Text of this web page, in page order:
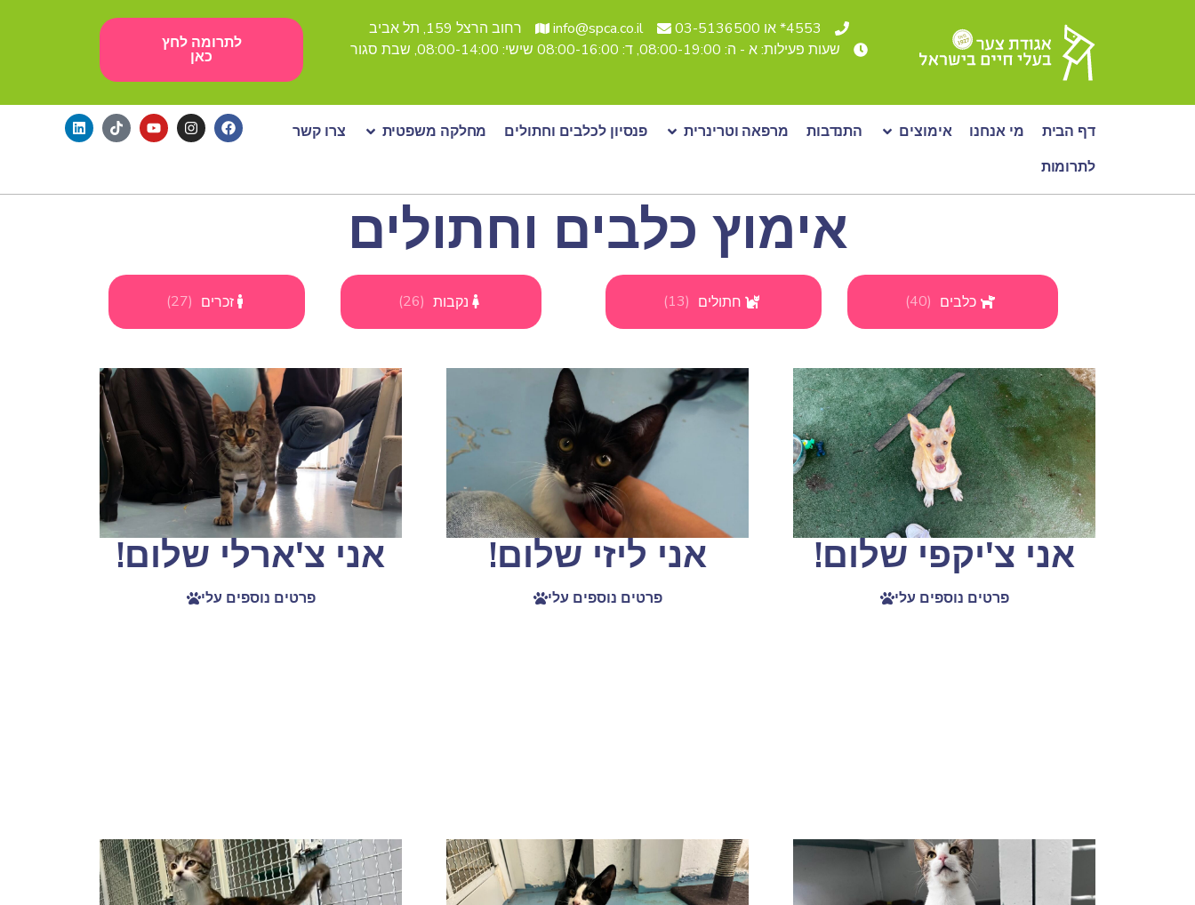
4553* או 03-5136500 info@spca.co.il
רחוב הרצל 159, תל אביב
שעות פעילות: א - ה: 08:00-19:00, ד: 08:00-16:00 שישי: 08:00-14:00, שבת סגור
לתרומה לחץ
כאן
דף הבית מי אנחנו אימוצים התנדבות מרפאה וטרינרית פנסיון לכלבים וחתולים מחלקה משפטית
צרו קשר
לתרומות
אימוץ כלבים וחתולים
כלבים (
40
) חתולים (
13
) נקבות (
26
) זכרים (
27
)
אני צ'יקפי שלום!
פרטים נוספים עלי
אני ליזי שלום!
פרטים נוספים עלי
אני צ'ארלי שלום!
פרטים נוספים עלי